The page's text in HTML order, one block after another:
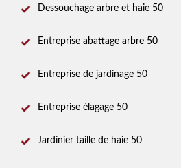
Dessouchage arbre et haie 50
Entreprise abattage arbre 50
Entreprise de jardinage 50
Entreprise élagage 50
Jardinier taille de haie 50